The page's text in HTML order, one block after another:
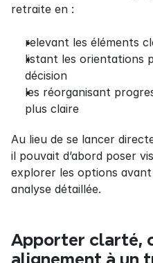
retraite en :
relevant les éléments
listant les orientations
décision
les réorganisant
plus claire
Au lieu de se lancer
il pouvait d’abord poser
explorer les options avant
analyse détaillée.
Apporter clarté,
alignement à un